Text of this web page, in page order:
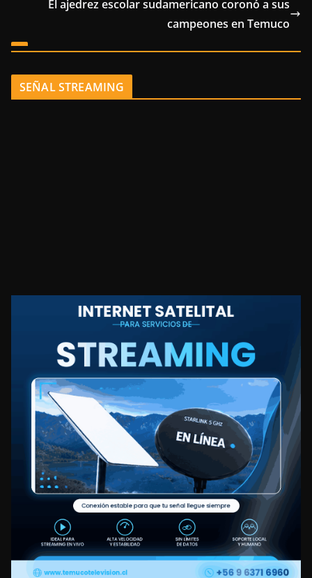
El ajedrez escolar sudamericano coronó a sus
campeones en Temuco
SEÑAL STREAMING